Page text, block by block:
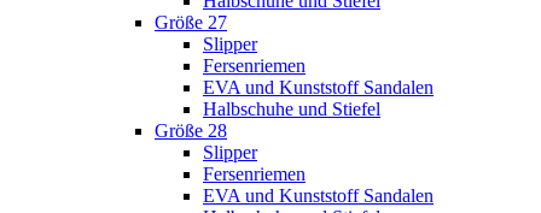
Größe 27
Slipper
Fersenriemen
EVA und Kunststoff Sandalen
Halbschuhe und Stiefel
Größe 28
Slipper
Fersenriemen
EVA und Kunststoff Sandalen